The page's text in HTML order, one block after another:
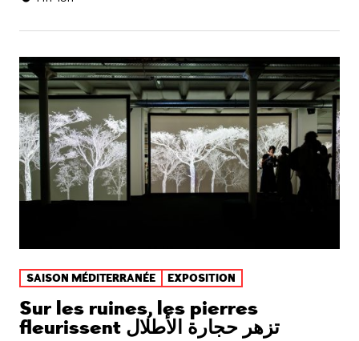
SAISON MÉDITERRANÉE EXPOSITION
Sur les ruines, les pierres
fleurissent تزهر حجارة الأطلال